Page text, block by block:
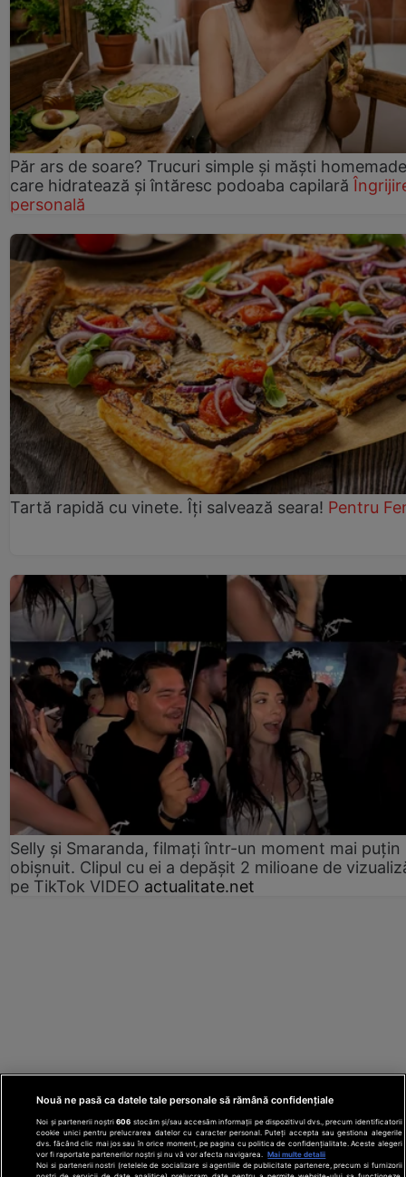
Păr ars de soare? Trucuri simple și măști homemade
care hidratează și întăresc podoaba capilară
personală
Tartă rapidă cu vinete. Îți salvează seara! Pentru
Selly și Smaranda, filmați într-un moment mai puțin
obișnuit. Clipul cu ei a depășit 2 milioane de
pe TikTok VIDEO actualitate.net
Nouă ne pasă ca datele tale personale să rămână confidențiale
Noi și partenerii noștri606 stocăm și/sau accesăm informații pe dispozitivul dvs., precum identificatorii
cookie unici pentru prelucrarea datelor cu caracter personal. Puteți accepta sau gestiona alegerile
dvs. făcând clic mai jos sau în orice moment, pe pagina cu politica de confidențialitate. Aceste alegeri
vor fi raportate partenerilor noștri și nu vă vor afecta navigarea.
Mai multe detalii
Noi si partenerii nostri (retelele de socializare si agentiile de publicitate partenere, precum si furnizorii